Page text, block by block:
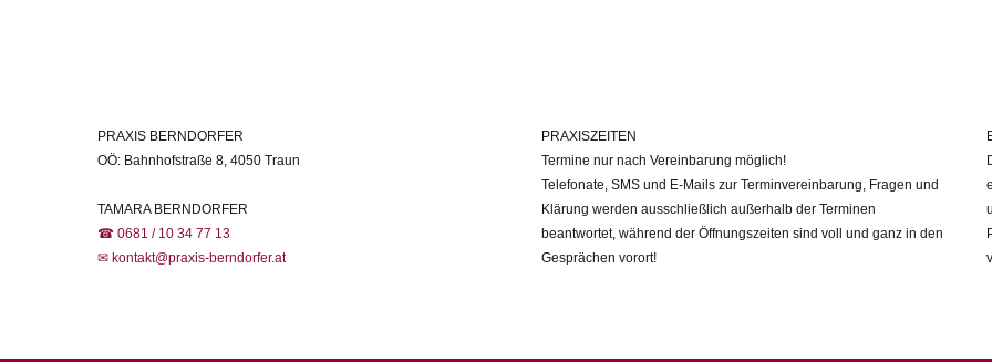
PRAXIS BERNDORFER
OÖ: Bahnhofstraße 8, 4050 Traun
TAMARA BERNDORFER
☎ 0681 / 10 34 77 13
✉ kontakt@praxis-berndorfer.at
PRAXISZEITEN
Termine nur nach Vereinbarung möglich!
Telefonate, SMS und E-Mails zur Terminvereinbarung, Fragen und
Klärung werden ausschließlich außerhalb der Terminen
beantwortet, während der Öffnungszeiten sind voll und ganz in den
Gesprächen vorort!